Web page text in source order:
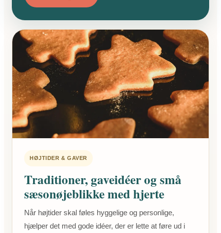
HØJTIDER & GAVER
Traditioner, gaveidéer og små
sæsonøjeblikke med hjerte
Når højtider skal føles hyggelige og personlige,
hjælper det med gode idéer, der er lette at føre ud i